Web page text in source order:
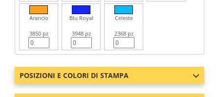
Arancio
3850 pz
Blu Royal
3948 pz
Celeste
2368 pz
POSIZIONI E COLORI DI STAMPA